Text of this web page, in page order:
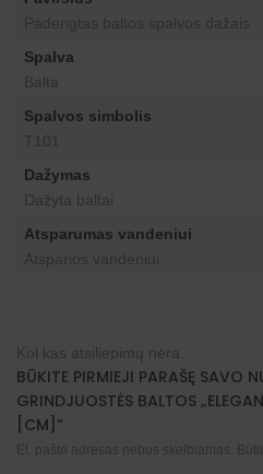
Spalva
Balta
Spalvos simbolis
Dažymas
Dažyta baltai
Atsparumas vandeniui
Kol kas atsiliepimų nėra.
BŪKITE PIRMIEJI PARAŠĘ SAVO
GRINDJUOSTĖS BALTOS
[CM]”
El. pašto adresas nebus skelbiamas.